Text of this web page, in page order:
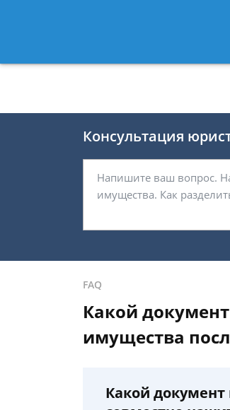
Консультация
FAQ
Какой
имущества
Какой